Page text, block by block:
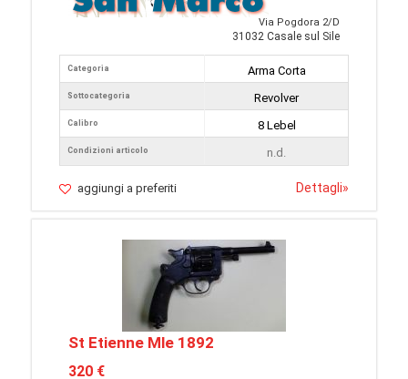
Via Pogdora 2/D
31032 Casale sul Sile
Categoria
Sottocategoria
Calibro
Condizioni articolo
Arma Corta
Revolver
8 Lebel
n.d.
aggiungi a preferiti Dettagli»
St Etienne Mle 1892
320 €